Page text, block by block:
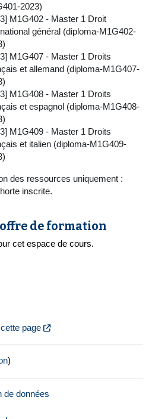
2023)
M1G402 - Master 1 Droit
général (diploma-M1G402-
M1G407 - Master 1 Droits
et allemand (diploma-M1G407-
M1G408 - Master 1 Droits
et espagnol (diploma-M1G408-
M1G409 - Master 1 Droits
et italien (diploma-M1G409-
des ressources uniquement :
inscrite.
de formation
cet espace de cours.
page
)
de données